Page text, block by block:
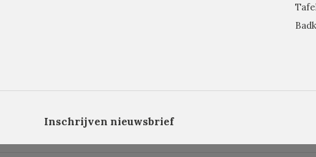
Inschrijven nieuwsbrief